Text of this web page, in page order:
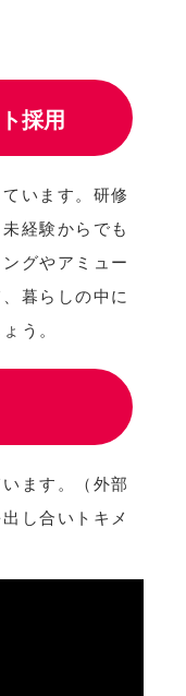
採用
います。研修
経験からでも
グやアミュー
暮らしの中に
う。
ます。（外部
し合いトキメ